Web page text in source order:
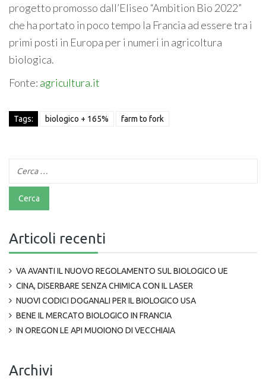
progetto promosso dall’Eliseo “Ambition Bio 2022”
che ha portato in poco tempo la Francia ad essere tra i
primi posti in Europa per i numeri in agricoltura
biologica.
Fonte: agricultura.it
Tags: biologico + 165% farm to fork
Articoli recenti
VA AVANTI IL NUOVO REGOLAMENTO SUL BIOLOGICO UE
CINA, DISERBARE SENZA CHIMICA CON IL LASER
NUOVI CODICI DOGANALI PER IL BIOLOGICO USA
BENE IL MERCATO BIOLOGICO IN FRANCIA
IN OREGON LE API MUOIONO DI VECCHIAIA
Archivi